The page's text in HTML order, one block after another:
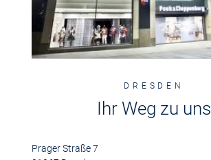
DRESDEN
Ihr Weg zu uns
Prager Straße 7